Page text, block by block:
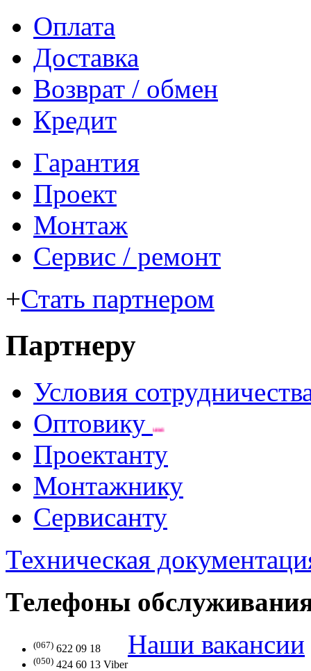
Оплата
Доставка
Возврат / обмен
Кредит
Гарантия
Проект
Монтаж
Сервис / ремонт
+Стать партнером
Партнеру
Условия
Оптовику
Проектанту
Монтажнику
Сервисанту
Техническая
Телефоны
(067) 622 09 18
(050) 424 60 13 Viber
Наши вакансии